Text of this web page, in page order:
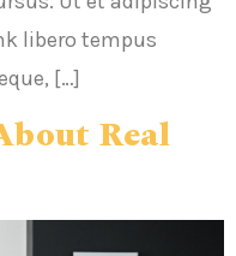
libero tempus
[…]
Real